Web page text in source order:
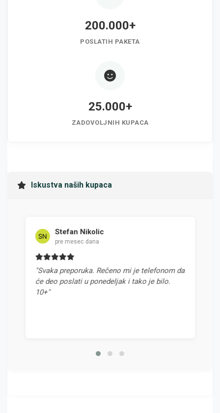
200.000+
POSLATIH PAKETA
25.000+
ZADOVOLJNIH KUPACA
Iskustva naših kupaca
Stefan Nikolic
pre mesec dana
"Svaka preporuka. Rečeno mi je telefonom da
će deo poslati u ponedeljak i tako je bilo.